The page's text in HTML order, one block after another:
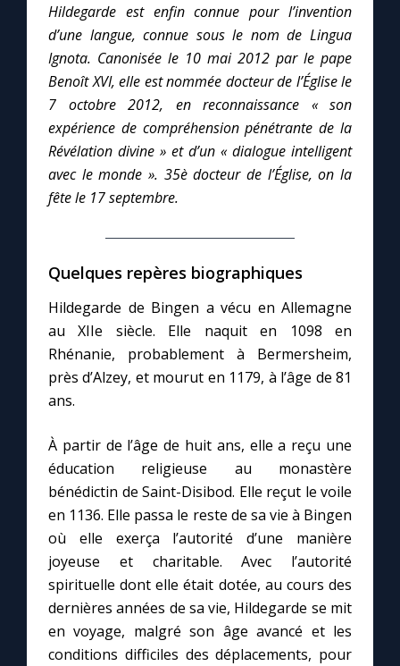
Marie qui défait les nœuds
Me consacrer à Jésus par Marie
Mes intentions de prière
Une Minute avec Marie
Une neuvaine
À la une
1000 Raisons de Croire
Chapelet pour le monde
Contact
Faire un don
Marie de Nazareth
Hildegarde est enfin connue pour l’invention
d’une langue, connue sous le nom de Lingua
Ignota. Canonisée le 10 mai 2012 par le pape
Benoît XVI, elle est nommée docteur de l’Église le
7 octobre 2012, en reconnaissance « son
expérience de compréhension pénétrante de la
Révélation divine » et d’un « dialogue intelligent
avec le monde ». 35è docteur de l’Église, on la
fête le 17 septembre.
Quelques repères biographiques
Hildegarde de Bingen a vécu en Allemagne
au XIIe siècle. Elle naquit en 1098 en
Rhénanie, probablement à Bermersheim,
près d’Alzey, et mourut en 1179, à l’âge de 81
ans.
À partir de l’âge de huit ans, elle a reçu une
éducation religieuse au monastère
bénédictin de Saint-Disibod. Elle reçut le voile
en 1136. Elle passa le reste de sa vie à Bingen
où elle exerça l’autorité d’une manière
joyeuse et charitable. Avec l’autorité
spirituelle dont elle était dotée, au cours des
dernières années de sa vie, Hildegarde se mit
en voyage, malgré son âge avancé et les
conditions difficiles des déplacements, pour